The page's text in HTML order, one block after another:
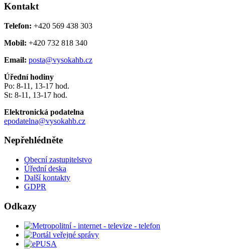
Kontakt
Telefon: +420 569 438 303
Mobil: +420 732 818 340
Email: posta@vysokahb.cz
Úřední hodiny
Po: 8-11, 13-17 hod.
St: 8-11, 13-17 hod.
Elektronická podatelna
epodatelna@vysokahb.cz
Nepřehlédněte
Obecní zastupitelstvo
Úřední deska
Další kontakty
GDPR
Odkazy